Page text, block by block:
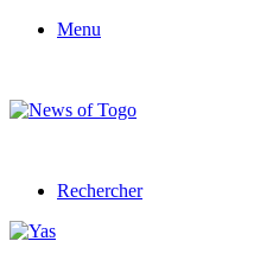
Menu
Rechercher